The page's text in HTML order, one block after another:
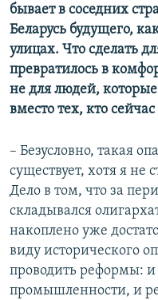
бывает в соседних
Беларусь будущего,
улицах. Что сделать
превратилось в
не для людей, которые
вместо тех, кто сейчас
– Безусловно, такая
существует, хотя я не
Дело в том, что за
складывался
накоплено уже
виду исторического
проводить реформы:
промышленности, и